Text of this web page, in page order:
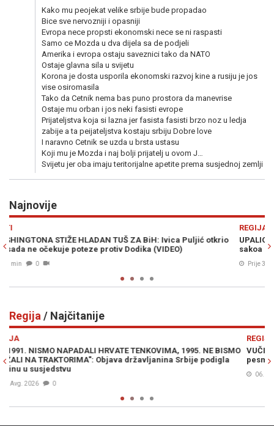
Kako mu peojekat velike srbije bude propadao
Bice sve nervozniji i opasniji
Evropa nece propsti ekonomski nece se ni raspasti
Samo ce Mozda u dva dijela sa de podjeli
Amerika i evropa ostaju saveznici tako da NATO
Ostaje glavna sila u svijetu
Korona je dosta usporila ekonomski razvoj kine a rusiju je jos
vise osiromasila
Tako da Cetnik nema bas puno prostora da manevrise
Ostaje mu orban i jos neki fasisti evrope
Prijateljstva koja si lazna jer fasista fasisti brzo noz u ledja
zabije a ta peijateljstva kostaju srbiju Dobre love
I naravno Cetnik se uzda u brsta ustasu
Koji mu je Mozda i naj bolji prijatelj u ovom J…
Svijetu jer oba imaju teritorijalne apetite prema susjednoj zemlji
Najnovije
UPALIO SE ALARM: Supruga Sergeja Trifunovića uhvaćena u
sakoa u Zari
Prije 32 min
Regija / Najčitanije
VUČIĆ PIJAN KAO LETVA OBRAĆA SE NACIJI: “Ova ti je lepa
pesma, prelepa…” (VIDEO)
06. Avg. 2026